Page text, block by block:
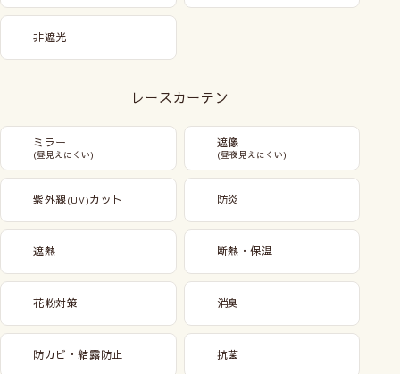
非遮光
レースカーテン
ミラー
(昼見えにくい)
遮像
(昼夜見えにくい)
紫外線(UV)カット 防炎
遮熱 断熱・保温
花粉対策 消臭
防カビ・結露防止 抗菌